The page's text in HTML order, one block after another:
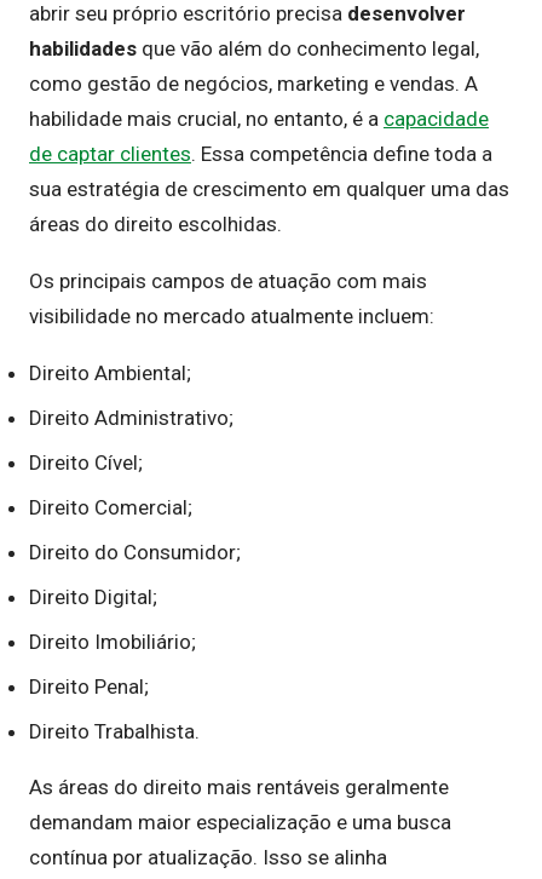
abrir seu próprio escritório precisa desenvolver
habilidades que vão além do conhecimento legal,
como gestão de negócios, marketing e vendas. A
habilidade mais crucial, no entanto, é a capacidade
de captar clientes. Essa competência define toda a
sua estratégia de crescimento em qualquer uma das
áreas do direito escolhidas.
Os principais campos de atuação com mais
visibilidade no mercado atualmente incluem:
Direito Ambiental;
Direito Administrativo;
Direito Cível;
Direito Comercial;
Direito do Consumidor;
Direito Digital;
Direito Imobiliário;
Direito Penal;
Direito Trabalhista.
As áreas do direito mais rentáveis geralmente
demandam maior especialização e uma busca
contínua por atualização. Isso se alinha